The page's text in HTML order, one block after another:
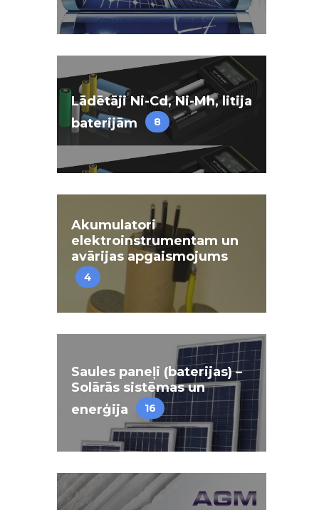
Lādētāji Ni-Cd, Ni-Mh, litija
baterijām
8
Akumulatori
elektroinstrumentam un
avārijas apgaismojums
4
Saules paneļi (baterijas) –
Solārās sistēmas un
enerģija
16